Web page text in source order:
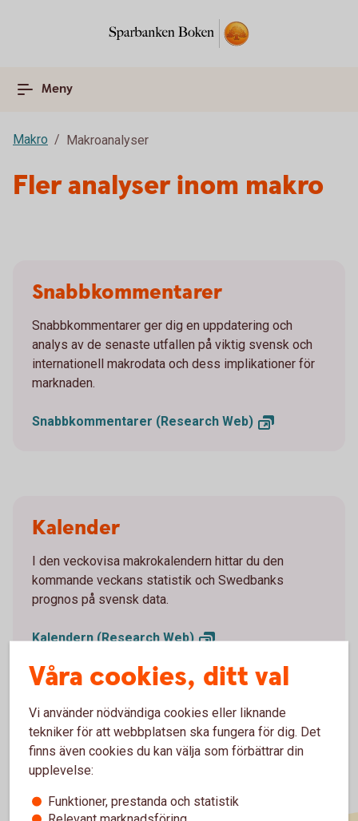
Meny
Makro Makroanalyser
Fler analyser inom makro
Snabbkommentarer
Snabbkommentarer ger dig en uppdatering och
analys av de senaste utfallen på viktig svensk och
internationell makrodata och dess implikationer för
marknaden.
Snabbkommentarer (Research Web)
Kalender
I den veckovisa makrokalendern hittar du den
kommande veckans statistik och Swedbanks
prognos på svensk data.
Kalendern (Research Web)
Våra cookies, ditt val
Vi använder nödvändiga cookies eller liknande
tekniker för att webbplatsen ska fungera för dig. Det
finns även cookies du kan välja som förbättrar din
upplevelse:
Funktioner, prestanda och statistik